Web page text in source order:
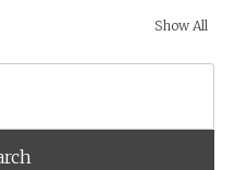
Show All